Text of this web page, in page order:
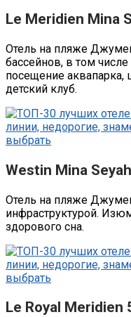
Le Meridien Mina
Отель на пляже
бассейнов, в том
посещение
детский клуб.
Westin Mina
Отель на пляже
инфраструктурой.
здорового сна.
Le Royal Meridien